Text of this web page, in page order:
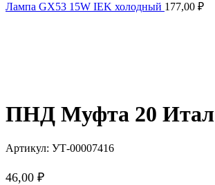
Лампа GX53 15W IEK холодный 177,00 ₽
ПНД Муфта 20 Итал
Артикул: УТ-00007416
46,00 ₽